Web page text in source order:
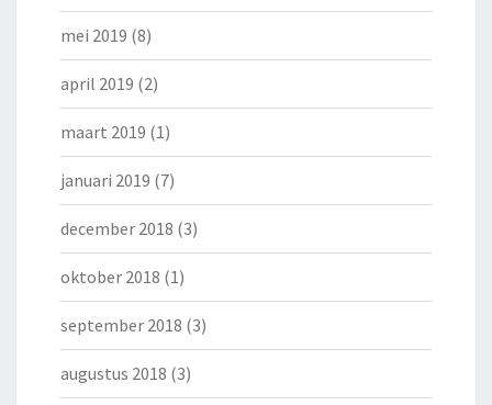
mei 2019 (8)
april 2019 (2)
maart 2019 (1)
januari 2019 (7)
december 2018 (3)
oktober 2018 (1)
september 2018 (3)
augustus 2018 (3)